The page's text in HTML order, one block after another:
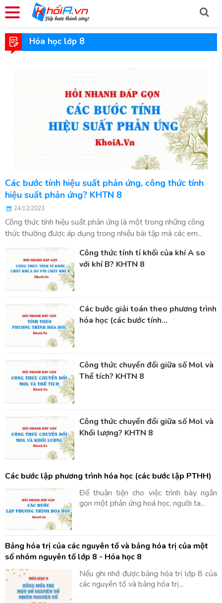
Hóa học lớp 8
Các bước tính hiệu suất phản ứng, công thức tính
hiệu suất phản ứng? KHTN 8
24/12/2023
Công thức tính hiệu suất phản ứng là một trong những công
thức thường được áp dụng trong nhiều bài tập mà các em...
Công thức tính tỉ khối của khí A so
với khí B? KHTN 8
Các bước giải toán theo phương trình
hóa học (các bước tính...
Công thức chuyển đổi giữa số Mol và
Thể tích? KHTN 8
Công thức chuyển đổi giữa số Mol và
Khối lượng? KHTN 8
Các bước lập phương trình hóa học (các bước lập PTHH)
Để thuận tiện cho việc trình bày ngắn
gọn một phản ứng hoá học, người ta...
Bảng hóa trị của các nguyên tố và bảng hóa trị của một
số nhóm nguyên tố lớp 8 - Hóa học 8
Nếu ghi nhớ được bảng hóa trị lớp 8 của
các nguyên tố và bảng hóa trị...